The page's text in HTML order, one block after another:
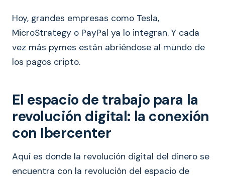
Hoy, grandes empresas como Tesla,
MicroStrategy o PayPal ya lo integran. Y cada
vez más pymes están abriéndose al mundo de
los pagos cripto.
El espacio de trabajo para la
revolución digital: la conexión
con Ibercenter
Aquí es donde la revolución digital del dinero se
encuentra con la revolución del espacio de